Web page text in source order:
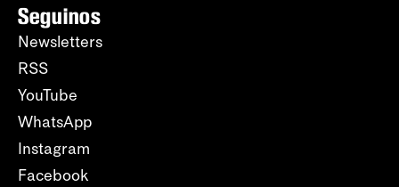
Seguinos
Newsletters
RSS
YouTube
WhatsApp
Instagram
Facebook